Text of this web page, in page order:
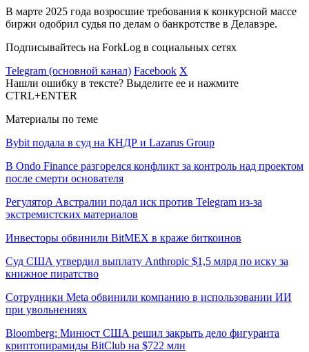
В марте 2025 года возросшие требования к конкурсной массе
биржи одобрил судья по делам о банкротстве в Делавэре.
Подписывайтесь на ForkLog в социальных сетях
Telegram (основной канал) Facebook X
Нашли ошибку в тексте? Выделите ее и нажмите
CTRL+ENTER
Материалы по теме
Bybit подала в суд на КНДР и Lazarus Group
В Ondo Finance разгорелся конфликт за контроль над проектом
после смерти основателя
Регулятор Австралии подал иск против Telegram из-за
экстремистских материалов
Инвесторы обвинили BitMEX в краже биткоинов
Суд США утвердил выплату Anthropic $1,5 млрд по иску за
книжное пиратство
Сотрудники Meta обвинили компанию в использовании ИИ
при увольнениях
Bloomberg: Минюст США решил закрыть дело фигуранта
криптопирамиды BitClub на $722 млн